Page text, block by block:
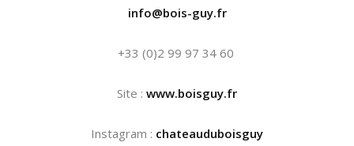
info@bois-guy.fr
+33 (0)2 99 97 34 60
Site : www.boisguy.fr
Instagram : chateauduboisguy